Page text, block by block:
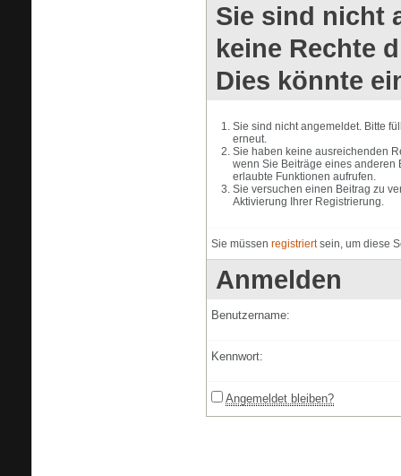
Sie sind nicht
keine Rechte
Dies könnte
Sie sind nicht angemeldet. Bitte
erneut.
Sie haben keine ausreichenden
wenn Sie Beiträge eines anderen
erlaubte Funktionen aufrufen.
Sie versuchen einen Beitrag zu
Aktivierung Ihrer Registrierung.
Sie müssen registriertsein, um diese
Anmelden
Benutzername:
Kennwort:
Angemeldet bleiben?